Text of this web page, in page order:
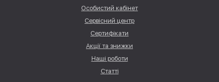
Особистий кабінет
Сервісний центр
Сертифікати
Акції та знижки
Наші роботи
Статті